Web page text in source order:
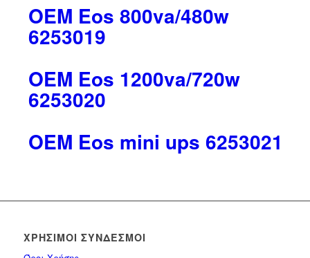
OEM Eos 800va/480w
6253019
OEM Eos 1200va/720w
6253020
OEM Eos mini ups 6253021
ΧΡΉΣΙΜΟΙ ΣΎΝΔΕΣΜΟΙ